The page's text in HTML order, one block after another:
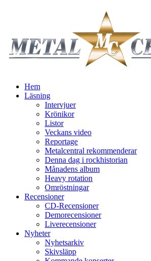
Hem
Läsning
Intervjuer
Krönikor
Listor
Veckans video
Reportage
Metalcentral rekommenderar
Denna dag i rockhistorian
Månadens album
Heavy rotation
Omröstningar
Recensioner
CD-Recensioner
Demorecensioner
Liverecensioner
Nyheter
Nyhetsarkiv
Skivsläpp